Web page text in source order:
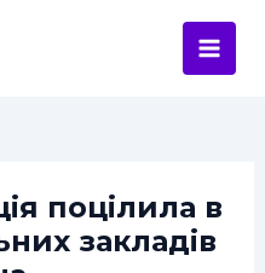
поцілила в
закладів